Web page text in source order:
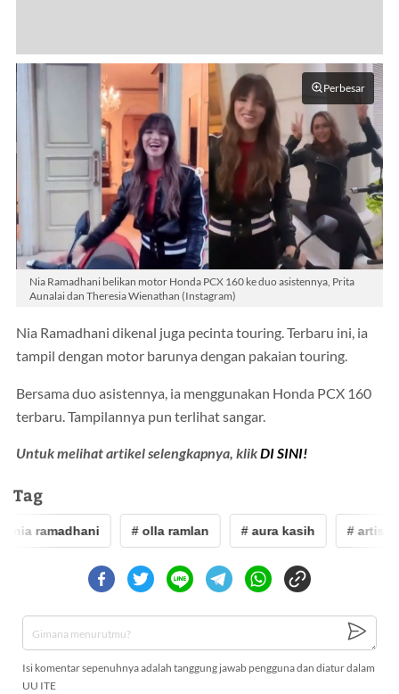
Perbesar
Nia Ramadhani belikan motor Honda PCX 160 ke duo asistennya, Prita
Aunalai dan Theresia Wienathan (Instagram)
Nia Ramadhani dikenal juga pecinta touring. Terbaru ini, ia
tampil dengan motor barunya dengan pakaian touring.
Bersama duo asistennya, ia menggunakan Honda PCX 160
terbaru. Tampilannya pun terlihat sangar.
Untuk melihat artikel selengkapnya, klikDI SINI!
Tag
nia ramadhani # olla ramlan # aura kasih # artis
Isi komentar sepenuhnya adalah tanggung jawab pengguna dan diatur dalam
UU ITE